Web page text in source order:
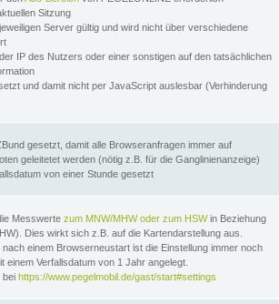
Sitzung
Server gültig und wird nicht über verschiedene
IP des Nutzers oder einer sonstigen auf den tatsächlichen
und damit nicht per JavaScript auslesbar (Verhinderung
gesetzt, damit alle Browseranfragen immer auf
geleitetet werden (nötig z.B. für die Ganglinienanzeige)
von einer Stunde gesetzt
Messwerte zum MNW/MHW oder zum HSWin Beziehung
Dies wirkt sich z.B. auf die Kartendarstellung aus.
einem Browserneustart ist die Einstellung immer noch
einem Verfallsdatum von 1 Jahr angelegt.
bei https://www.pegelmobil.de/gast/start#settings